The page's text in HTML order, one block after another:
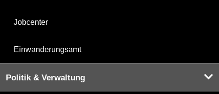
Jobcenter
Einwanderungsamt
Politik & Verwaltung